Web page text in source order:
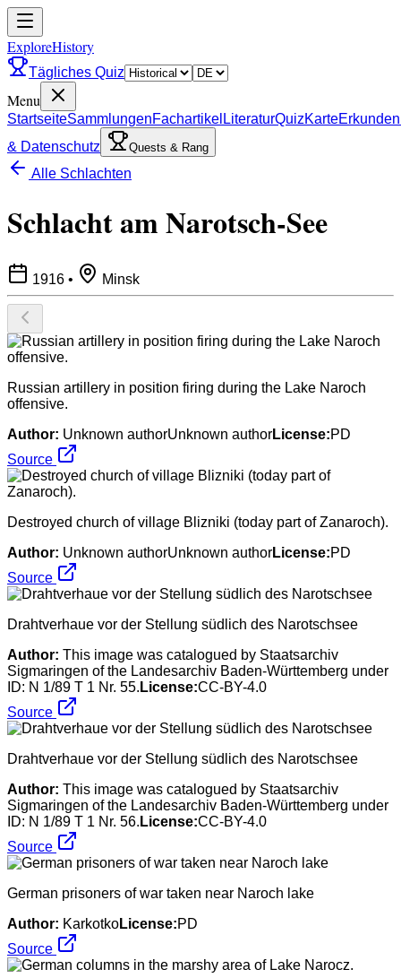
ExploreHistory
Tägliches Quiz
Menu
StartseiteSammlungenFachartikel LiteraturQuizKarteErkunden
& Datenschutz
Quests & Rang
Alle Schlachten
Schlacht am Narotsch-See
1916 • Minsk
Russian artillery in position firing during the Lake Naroch
offensive.
Author: Unknown authorUnknown authorLicense:PD
Source
Destroyed church of village Blizniki (today part of Zanaroch).
Author: Unknown authorUnknown authorLicense:PD
Source
Drahtverhaue vor der Stellung südlich des Narotschsee
Author: This image was catalogued by Staatsarchiv
Sigmaringen of the Landesarchiv Baden-Württemberg under
ID: N 1/89 T 1 Nr. 55. License:CC-BY-4.0
Source
Drahtverhaue vor der Stellung südlich des Narotschsee
Author: This image was catalogued by Staatsarchiv
Sigmaringen of the Landesarchiv Baden-Württemberg under
ID: N 1/89 T 1 Nr. 56. License:CC-BY-4.0
Source
German prisoners of war taken near Naroch lake
Author: KarkotkoLicense:PD
Source